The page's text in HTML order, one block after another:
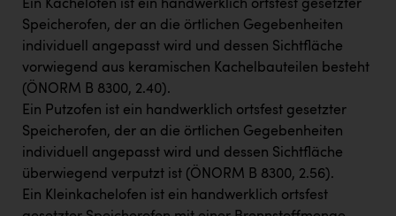
Ein Kachelofen ist ein handwerklich ortsfest gesetzter
Speicherofen, der an die örtlichen Gegebenheiten
individuell angepasst wird und dessen Sichtfläche
vorwiegend aus keramischen Kachelbauteilen besteht
(ÖNORM B 8300, 2.40).
Ein Putzofen ist ein handwerklich ortsfest gesetzter
Speicherofen, der an die örtlichen Gegebenheiten
individuell angepasst wird und dessen Sichtfläche
überwiegend verputzt ist (ÖNORM B 8300, 2.56).
Ein Kleinkachelofen ist ein handwerklich ortsfest